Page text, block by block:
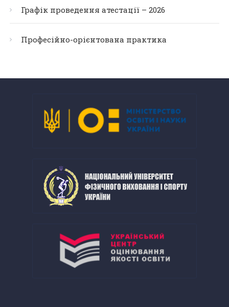
Графік проведення атестації – 2026
Професійно-орієнтована практика